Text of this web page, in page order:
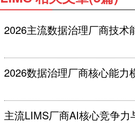
2026主流数据治理厂商技
2026数据治理厂商核心能
主流LIMS厂商AI核心竞争